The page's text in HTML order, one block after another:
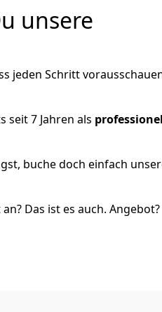
unsere
jeden Schritt
seit 7 Jahren als
buche doch einfach
Das ist es auch. Angebot?